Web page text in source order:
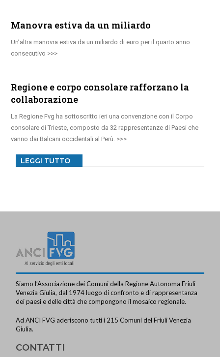
Manovra estiva da un miliardo
Un’altra manovra estiva da un miliardo di euro per il quarto anno
consecutivo
Regione e corpo consolare rafforzano la
collaborazione
La Regione Fvg ha sottoscritto ieri una convenzione con il Corpo
consolare di Trieste, composto da 32 rappresentanze di Paesi che
vanno dai Balcani occidentali al Perù.
LEGGI TUTTO
Siamo l’Associazione dei Comuni della Regione Autonoma Friuli
Venezia Giulia, dal 1974 luogo di confronto e di rappresentanza
dei paesi e delle città che compongono il mosaico regionale.
Ad ANCI FVG aderiscono tutti i 215 Comuni del Friuli Venezia
Giulia.
CONTATTI